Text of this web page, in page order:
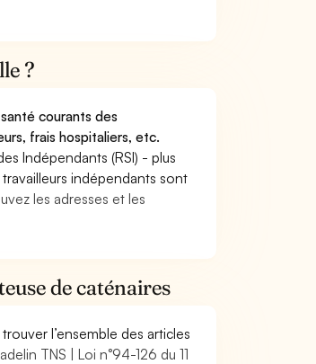
?
courants des
frais hospitaliers, etc.
Indépendants (RSI) - plus
indépendants sont
les adresses et les
de caténaires
l’ensemble des articles
TNS | Loi n°94-126 du 11